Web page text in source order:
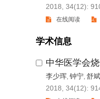
2018, 34(12):
在线阅读
学术信息
中华医学会
李少珲, 钟宁, 舒斌
2018, 34(12):